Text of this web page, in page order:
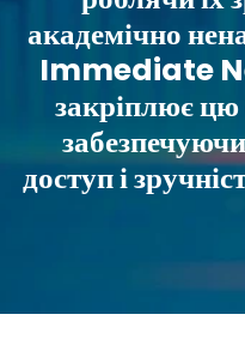
академічно
Immediate
закріплює
доступ і